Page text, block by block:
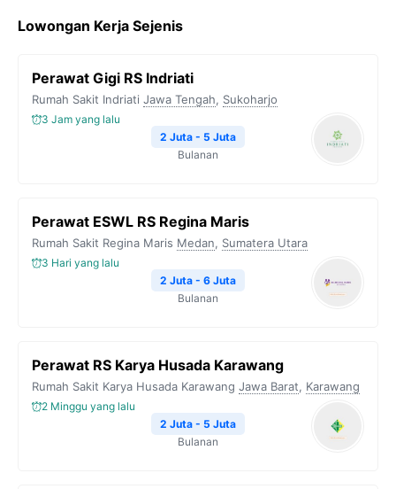
Lowongan Kerja Sejenis
Perawat Gigi RS Indriati
Rumah Sakit Indriati Jawa Tengah, Sukoharjo
3 Jam yang lalu
2 Juta - 5 Juta
Bulanan
Perawat ESWL RS Regina Maris
Rumah Sakit Regina Maris Medan, Sumatera Utara
3 Hari yang lalu
2 Juta - 6 Juta
Bulanan
Perawat RS Karya Husada Karawang
Rumah Sakit Karya Husada Karawang Jawa Barat, Karawang
2 Minggu yang lalu
2 Juta - 5 Juta
Bulanan